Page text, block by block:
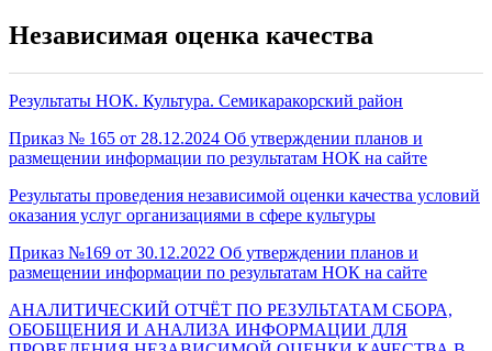
Независимая оценка качества
Результаты НОК. Культура. Семикаракорский район
Приказ № 165 от 28.12.2024 Об утверждении планов и
размещении информации по результатам НОК на сайте
Результаты проведения независимой оценки качества условий
оказания услуг организациями в сфере культуры
Приказ №169 от 30.12.2022 Об утверждении планов и
размещении информации по результатам НОК на сайте
АНАЛИТИЧЕСКИЙ ОТЧЁТ ПО РЕЗУЛЬТАТАМ СБОРА,
ОБОБЩЕНИЯ И АНАЛИЗА ИНФОРМАЦИИ ДЛЯ